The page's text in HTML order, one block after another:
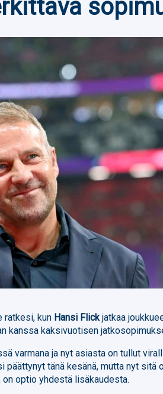
ratkesi, kun Hansi Flick jatkaa
kanssa kaksivuotisen
varmana ja nyt asiasta on tullut
päättynyt tänä kesänä, mutta nyt sitä
optio yhdestä lisäkaudesta.